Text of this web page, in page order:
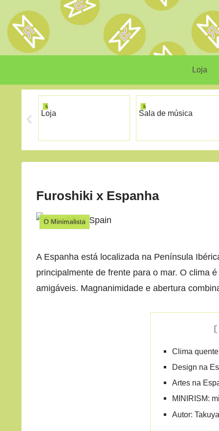
Loja
MINIRISM
Loja
MINIRISM
Sala de música
Furoshiki x Espanha
O Minimalista
A Espanha está localizada na Península
principalmente de frente para o mar. O clima
amigáveis. Magnanimidade e abertura
Clima
Design na
Artes na
MINIRISM:
Autor: